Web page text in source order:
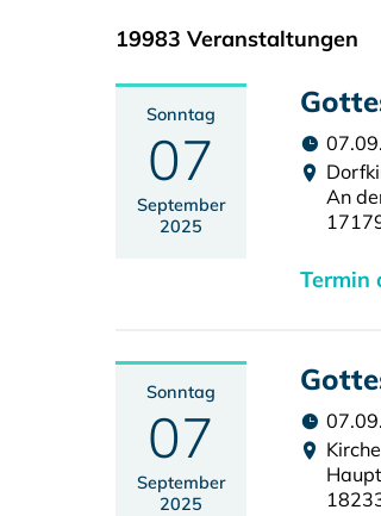
19983 Veranstaltungen
Sonntag
07
September
2025
An
Termin
Sonntag
07
September
2025